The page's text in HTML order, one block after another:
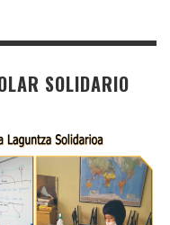
SOLIDARIO